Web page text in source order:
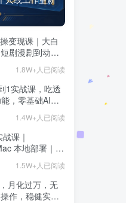
变现课｜大白
剧漫剧到动画
现全流程
1.8W+人已阅读
1实战课，吃透
，零基础AI开
署到高阶项目
1.4W+人已阅读
本地部署｜
｜Skill 自制｜
站 VR 项目｜
教程
1.5W+人已阅读
月化过万，无
作，稳健实现